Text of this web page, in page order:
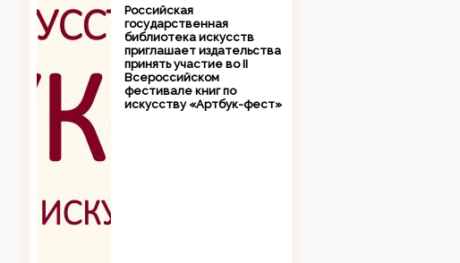
Российская
государственная
библиотека искусств
приглашает издательства
принять участие во II
Всероссийском
фестивале книг по
искусству «Артбук-фест»